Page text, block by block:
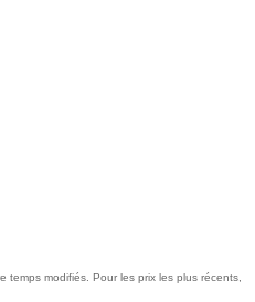
modifiés. Pour les prix les plus récents,